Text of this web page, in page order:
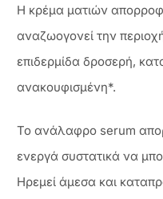
Η κρέμα ματιών
αναζωογονεί την
επιδερμίδα δροσερή,
ανακουφισμένη*.
Το ανάλαφρο serum
ενεργά συστατικά να
Ηρεμεί άμεσα και